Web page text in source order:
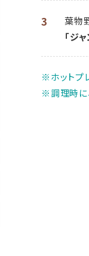
3 葉物
「ジ
※ホットプ
※調理時に